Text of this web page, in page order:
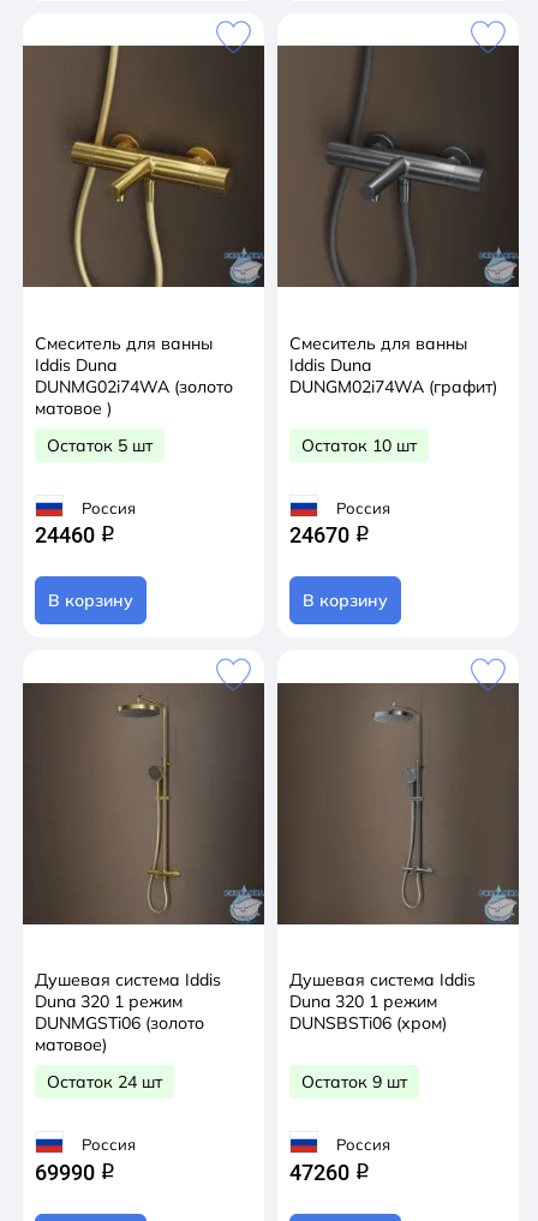
Смеситель для ванны
Iddis Duna
DUNMG02i74WA (золото
матовое )
Остаток 5 шт
Россия
24460 q
В корзину
Смеситель для ванны
Iddis Duna
DUNGM02i74WA (графит)
Остаток 10 шт
Россия
24670 q
В корзину
Душевая система Iddis
Duna 320 1 режим
DUNMGSTi06 (золото
матовое)
Остаток 24 шт
Россия
69990 q
Душевая система Iddis
Duna 320 1 режим
DUNSBSTi06 (хром)
Остаток 9 шт
Россия
47260 q